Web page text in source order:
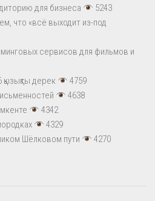
для бизнеса
5243
что «всё выходит из-под
сервисов для фильмов и
дерек
4759
4638
4342
4329
Шёлковом пути
4270